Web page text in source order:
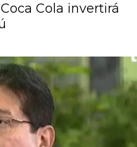
Cola invertirá